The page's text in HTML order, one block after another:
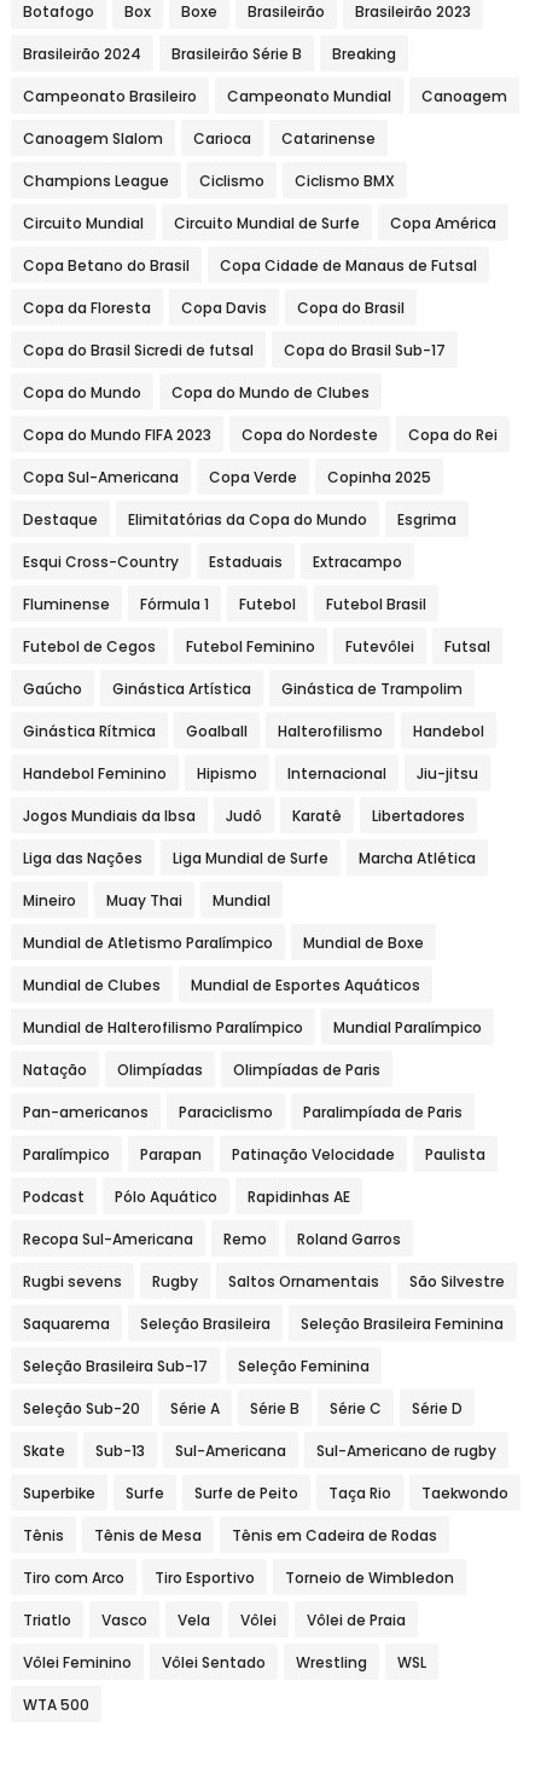
Botafogo Box Boxe Brasileirão Brasileirão 2023
Brasileirão 2024 Brasileirão Série B Breaking
Campeonato Brasileiro Campeonato Mundial Canoagem
Canoagem Slalom Carioca Catarinense
Champions League Ciclismo Ciclismo BMX
Circuito Mundial Circuito Mundial de Surfe Copa América
Copa Betano do Brasil Copa Cidade de Manaus de Futsal
Copa da Floresta Copa Davis Copa do Brasil
Copa do Brasil Sicredi de futsal Copa do Brasil Sub-17
Copa do Mundo Copa do Mundo de Clubes
Copa do Mundo FIFA 2023 Copa do Nordeste Copa do Rei
Copa Sul-Americana Copa Verde Copinha 2025
Destaque Elimitatórias da Copa do Mundo Esgrima
Esqui Cross-Country Estaduais Extracampo
Fluminense Fórmula 1 Futebol Futebol Brasil
Futebol de Cegos Futebol Feminino Futevôlei Futsal
Gaúcho Ginástica Artística Ginástica de Trampolim
Ginástica Rítmica Goalball Halterofilismo Handebol
Handebol Feminino Hipismo Internacional Jiu-jitsu
Jogos Mundiais da Ibsa Judô Karatê Libertadores
Liga das Nações Liga Mundial de Surfe Marcha Atlética
Mineiro Muay Thai Mundial
Mundial de Atletismo Paralímpico Mundial de Boxe
Mundial de Clubes Mundial de Esportes Aquáticos
Mundial de Halterofilismo Paralímpico Mundial Paralímpico
Natação Olimpíadas Olimpíadas de Paris
Pan-americanos Paraciclismo Paralimpíada de Paris
Paralímpico Parapan Patinação Velocidade Paulista
Podcast Pólo Aquático Rapidinhas AE
Recopa Sul-Americana Remo Roland Garros
Rugbi sevens Rugby Saltos Ornamentais São Silvestre
Saquarema Seleção Brasileira Seleção Brasileira Feminina
Seleção Brasileira Sub-17 Seleção Feminina
Seleção Sub-20 Série A Série B Série C Série D
Skate Sub-13 Sul-Americana Sul-Americano de rugby
Superbike Surfe Surfe de Peito Taça Rio Taekwondo
Tênis Tênis de Mesa Tênis em Cadeira de Rodas
Tiro com Arco Tiro Esportivo Torneio de Wimbledon
Triatlo Vasco Vela Vôlei Vôlei de Praia
Vôlei Feminino Vôlei Sentado Wrestling WSL
WTA 500